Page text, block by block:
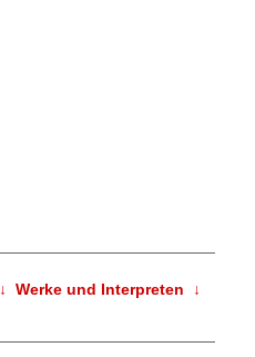
↓ Werke und Interpreten ↓